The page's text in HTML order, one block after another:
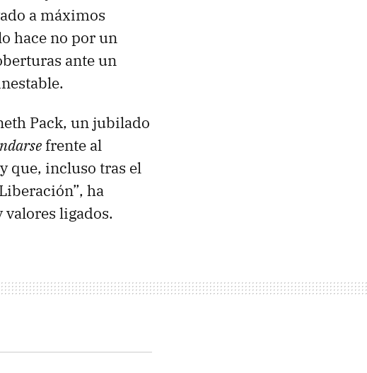
a máximos
hace no por un
ante un
Pack, un jubilado
frente al
que, incluso tras el
ha
valores ligados.